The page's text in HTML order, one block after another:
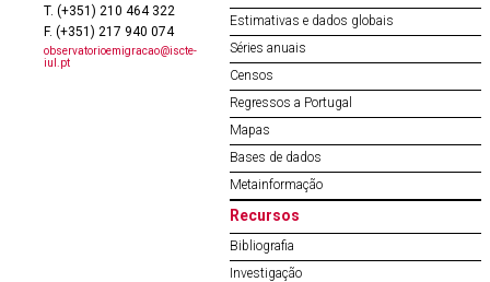
T. (+351) 210 464 322
F. (+351) 217 940 074
observatorioemigracao@iscte-
iul.pt
Estimativas e dados globais
Séries anuais
Censos
Regressos a Portugal
Mapas
Bases de dados
Metainformação
Recursos
Bibliografia
Investigação